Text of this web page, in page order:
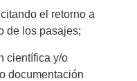
el retorno a
de los pasajes;
científica y/o
documentación